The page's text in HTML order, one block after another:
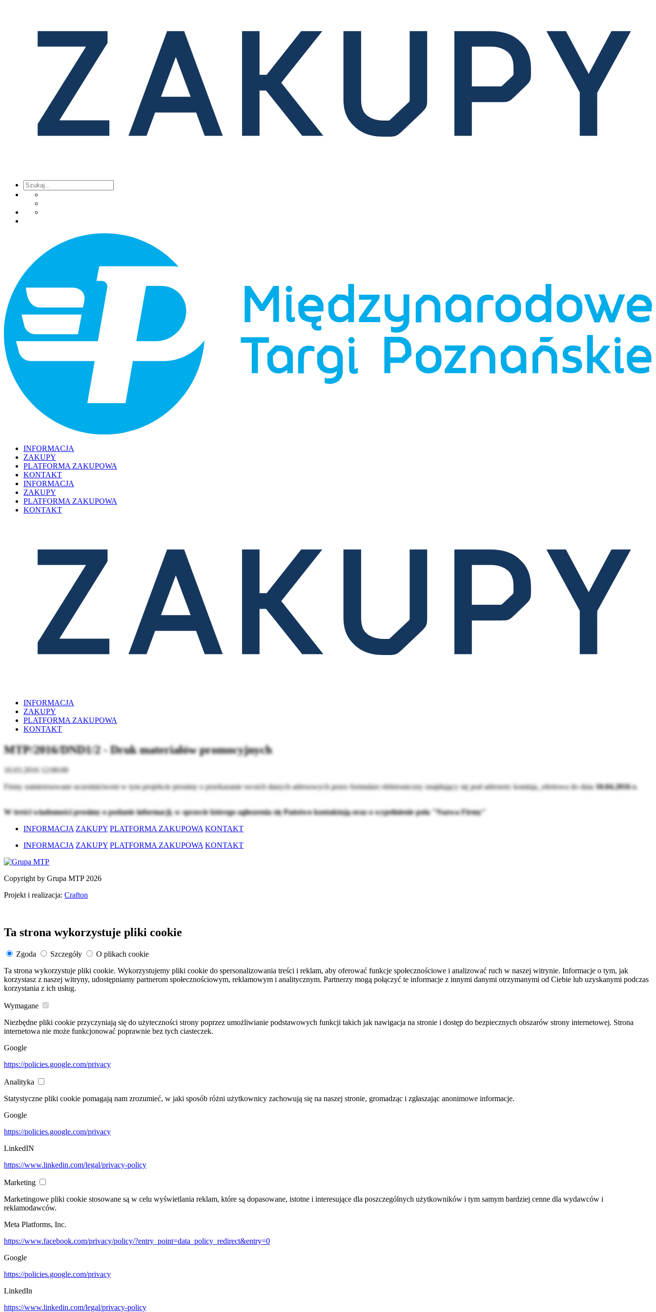
INFORMACJA
ZAKUPY
PLATFORMA ZAKUPOWA
KONTAKT
INFORMACJA
ZAKUPY
PLATFORMA ZAKUPOWA
KONTAKT
INFORMACJA
ZAKUPY
PLATFORMA ZAKUPOWA
KONTAKT
MTP/2016/DND1/2 - Druk materiałów promocyjnych
10.03.2016 12:00:00
Firmy zainteresowane uczestnictwem w tym projekcie prosimy o przekazanie swoich danych adresowych przez formularz elektroniczny znajdujący się pod adresem: komisja_ofertowa do dnia 10.04.2016 r.
W treści wiadomości prosimy o podanie informacji, w sprawie którego ogłoszenia się Państwo kontaktują oraz o wypełnienie pola "Nazwa Firmy"
INFORMACJA ZAKUPY PLATFORMA ZAKUPOWA KONTAKT
INFORMACJA ZAKUPY PLATFORMA ZAKUPOWA KONTAKT
Copyright by Grupa MTP 2026
Projekt i realizacja: Crafton
Ta strona wykorzystuje pliki cookie
Zgoda Szczegóły
O plikach cookie
Ta strona wykorzystuje pliki cookie. Wykorzystujemy pliki cookie do spersonalizowania treści i reklam, aby oferować funkcje społecznościowe i analizować ruch w naszej witrynie. Informacje o tym, jak
korzystasz z naszej witryny, udostępniamy partnerom społecznościowym, reklamowym i analitycznym. Partnerzy mogą połączyć te informacje z innymi danymi otrzymanymi od Ciebie lub uzyskanymi podczas
korzystania z ich usług.
Wymagane
Niezbędne pliki cookie przyczyniają się do użyteczności strony poprzez umożliwianie podstawowych funkcji takich jak nawigacja na stronie i dostęp do bezpiecznych obszarów strony internetowej. Strona
internetowa nie może funkcjonować poprawnie bez tych ciasteczek.
Google
https://policies.google.com/privacy
Analityka
Statystyczne pliki cookie pomagają nam zrozumieć, w jaki sposób różni użytkownicy zachowują się na naszej stronie, gromadząc i zgłaszając anonimowe informacje.
Google
https://policies.google.com/privacy
LinkedIN
https://www.linkedin.com/legal/privacy-policy
Marketing
Marketingowe pliki cookie stosowane są w celu wyświetlania reklam, które są dopasowane, istotne i interesujące dla poszczególnych użytkowników i tym samym bardziej cenne dla wydawców i
reklamodawców.
Meta Platforms, Inc.
https://www.facebook.com/privacy/policy/?entry_point=data_policy_redirect&entry=0
Google
https://policies.google.com/privacy
LinkedIn
https://www.linkedin.com/legal/privacy-policy